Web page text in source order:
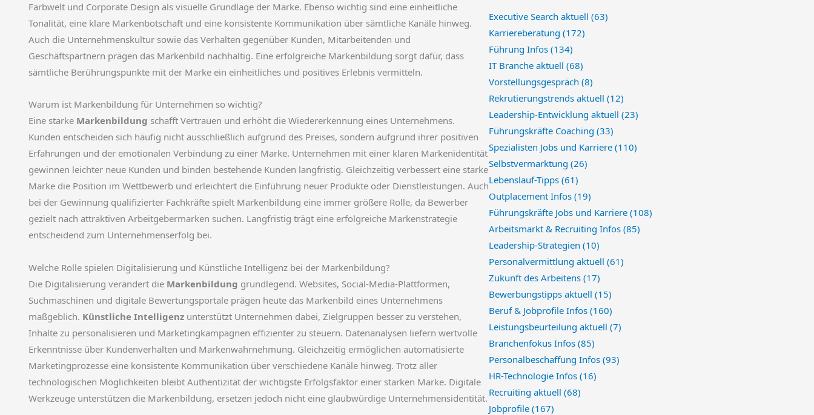
Farbwelt und Corporate Design als visuelle Grundlage der Marke. Ebenso wichtig sind eine einheitliche
Tonalität, eine klare Markenbotschaft und eine konsistente Kommunikation über sämtliche Kanäle hinweg.
Auch die Unternehmenskultur sowie das Verhalten gegenüber Kunden, Mitarbeitenden und
Geschäftspartnern prägen das Markenbild nachhaltig. Eine erfolgreiche Markenbildung sorgt dafür, dass
sämtliche Berührungspunkte mit der Marke ein einheitliches und positives Erlebnis vermitteln.
Warum ist Markenbildung für Unternehmen so wichtig?
Eine starke Markenbildung schafft Vertrauen und erhöht die Wiedererkennung eines Unternehmens.
Kunden entscheiden sich häufig nicht ausschließlich aufgrund des Preises, sondern aufgrund ihrer positiven
Erfahrungen und der emotionalen Verbindung zu einer Marke. Unternehmen mit einer klaren Markenidentität
gewinnen leichter neue Kunden und binden bestehende Kunden langfristig. Gleichzeitig verbessert eine starke
Marke die Position im Wettbewerb und erleichtert die Einführung neuer Produkte oder Dienstleistungen. Auch
bei der Gewinnung qualifizierter Fachkräfte spielt Markenbildung eine immer größere Rolle, da Bewerber
gezielt nach attraktiven Arbeitgebermarken suchen. Langfristig trägt eine erfolgreiche Markenstrategie
entscheidend zum Unternehmenserfolg bei.
Welche Rolle spielen Digitalisierung und Künstliche Intelligenz bei der Markenbildung?
Die Digitalisierung verändert die Markenbildung grundlegend. Websites, Social-Media-Plattformen,
Suchmaschinen und digitale Bewertungsportale prägen heute das Markenbild eines Unternehmens
maßgeblich. Künstliche Intelligenz unterstützt Unternehmen dabei, Zielgruppen besser zu verstehen,
Inhalte zu personalisieren und Marketingkampagnen effizienter zu steuern. Datenanalysen liefern wertvolle
Erkenntnisse über Kundenverhalten und Markenwahrnehmung. Gleichzeitig ermöglichen automatisierte
Marketingprozesse eine konsistente Kommunikation über verschiedene Kanäle hinweg. Trotz aller
technologischen Möglichkeiten bleibt Authentizität der wichtigste Erfolgsfaktor einer starken Marke. Digitale
Werkzeuge unterstützen die Markenbildung, ersetzen jedoch nicht eine glaubwürdige Unternehmensidentität.
Executive Search aktuell (63)
Karriereberatung (172)
Führung Infos (134)
IT Branche aktuell (68)
Vorstellungsgespräch (8)
Rekrutierungstrends aktuell (12)
Leadership-Entwicklung aktuell (23)
Führungskräfte Coaching (33)
Spezialisten Jobs und Karriere (110)
Selbstvermarktung (26)
Lebenslauf-Tipps (61)
Outplacement Infos (19)
Führungskräfte Jobs und Karriere (108)
Arbeitsmarkt & Recruiting Infos (85)
Leadership-Strategien (10)
Personalvermittlung aktuell (61)
Zukunft des Arbeitens (17)
Bewerbungstipps aktuell (15)
Beruf & Jobprofile Infos (160)
Leistungsbeurteilung aktuell (7)
Branchenfokus Infos (85)
Personalbeschaffung Infos (93)
HR-Technologie Infos (16)
Recruiting aktuell (68)
Jobprofile (167)